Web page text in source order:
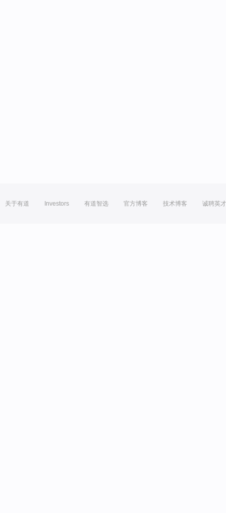
关于有道 Investors 有道智选 官方博客 技术博客 诚聘英才